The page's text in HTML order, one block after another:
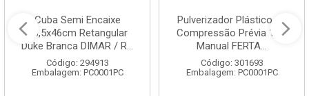
Cuba Semi Encaixe
58,5x46cm Retangular
Duke Branca DIMAR / R...
Código: 294913
Embalagem: PC0001PC
Pulverizador Plástico de
Compressão Prévia 1,5L
Manual FERTA...
Código: 301693
Embalagem: PC0001PC